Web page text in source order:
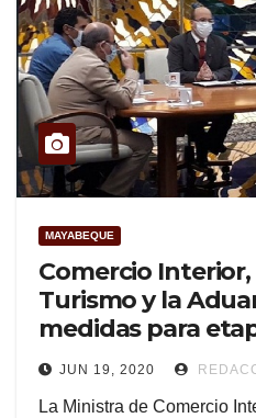
MAYABEQUE
Comercio
Turismo y la
medidas para
JUN 19, 2020
La Ministra de Comercio